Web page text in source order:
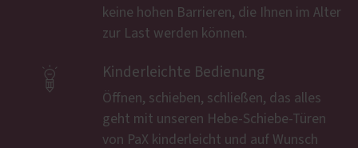
keine hohen Barrieren, die Ihnen im Alter
zur Last werden können.
 Kinderleichte Bedienung
Öffnen, schieben, schließen, das alles
geht mit unseren Hebe-Schiebe-Türen
von PaX kinderleicht und auf Wunsch